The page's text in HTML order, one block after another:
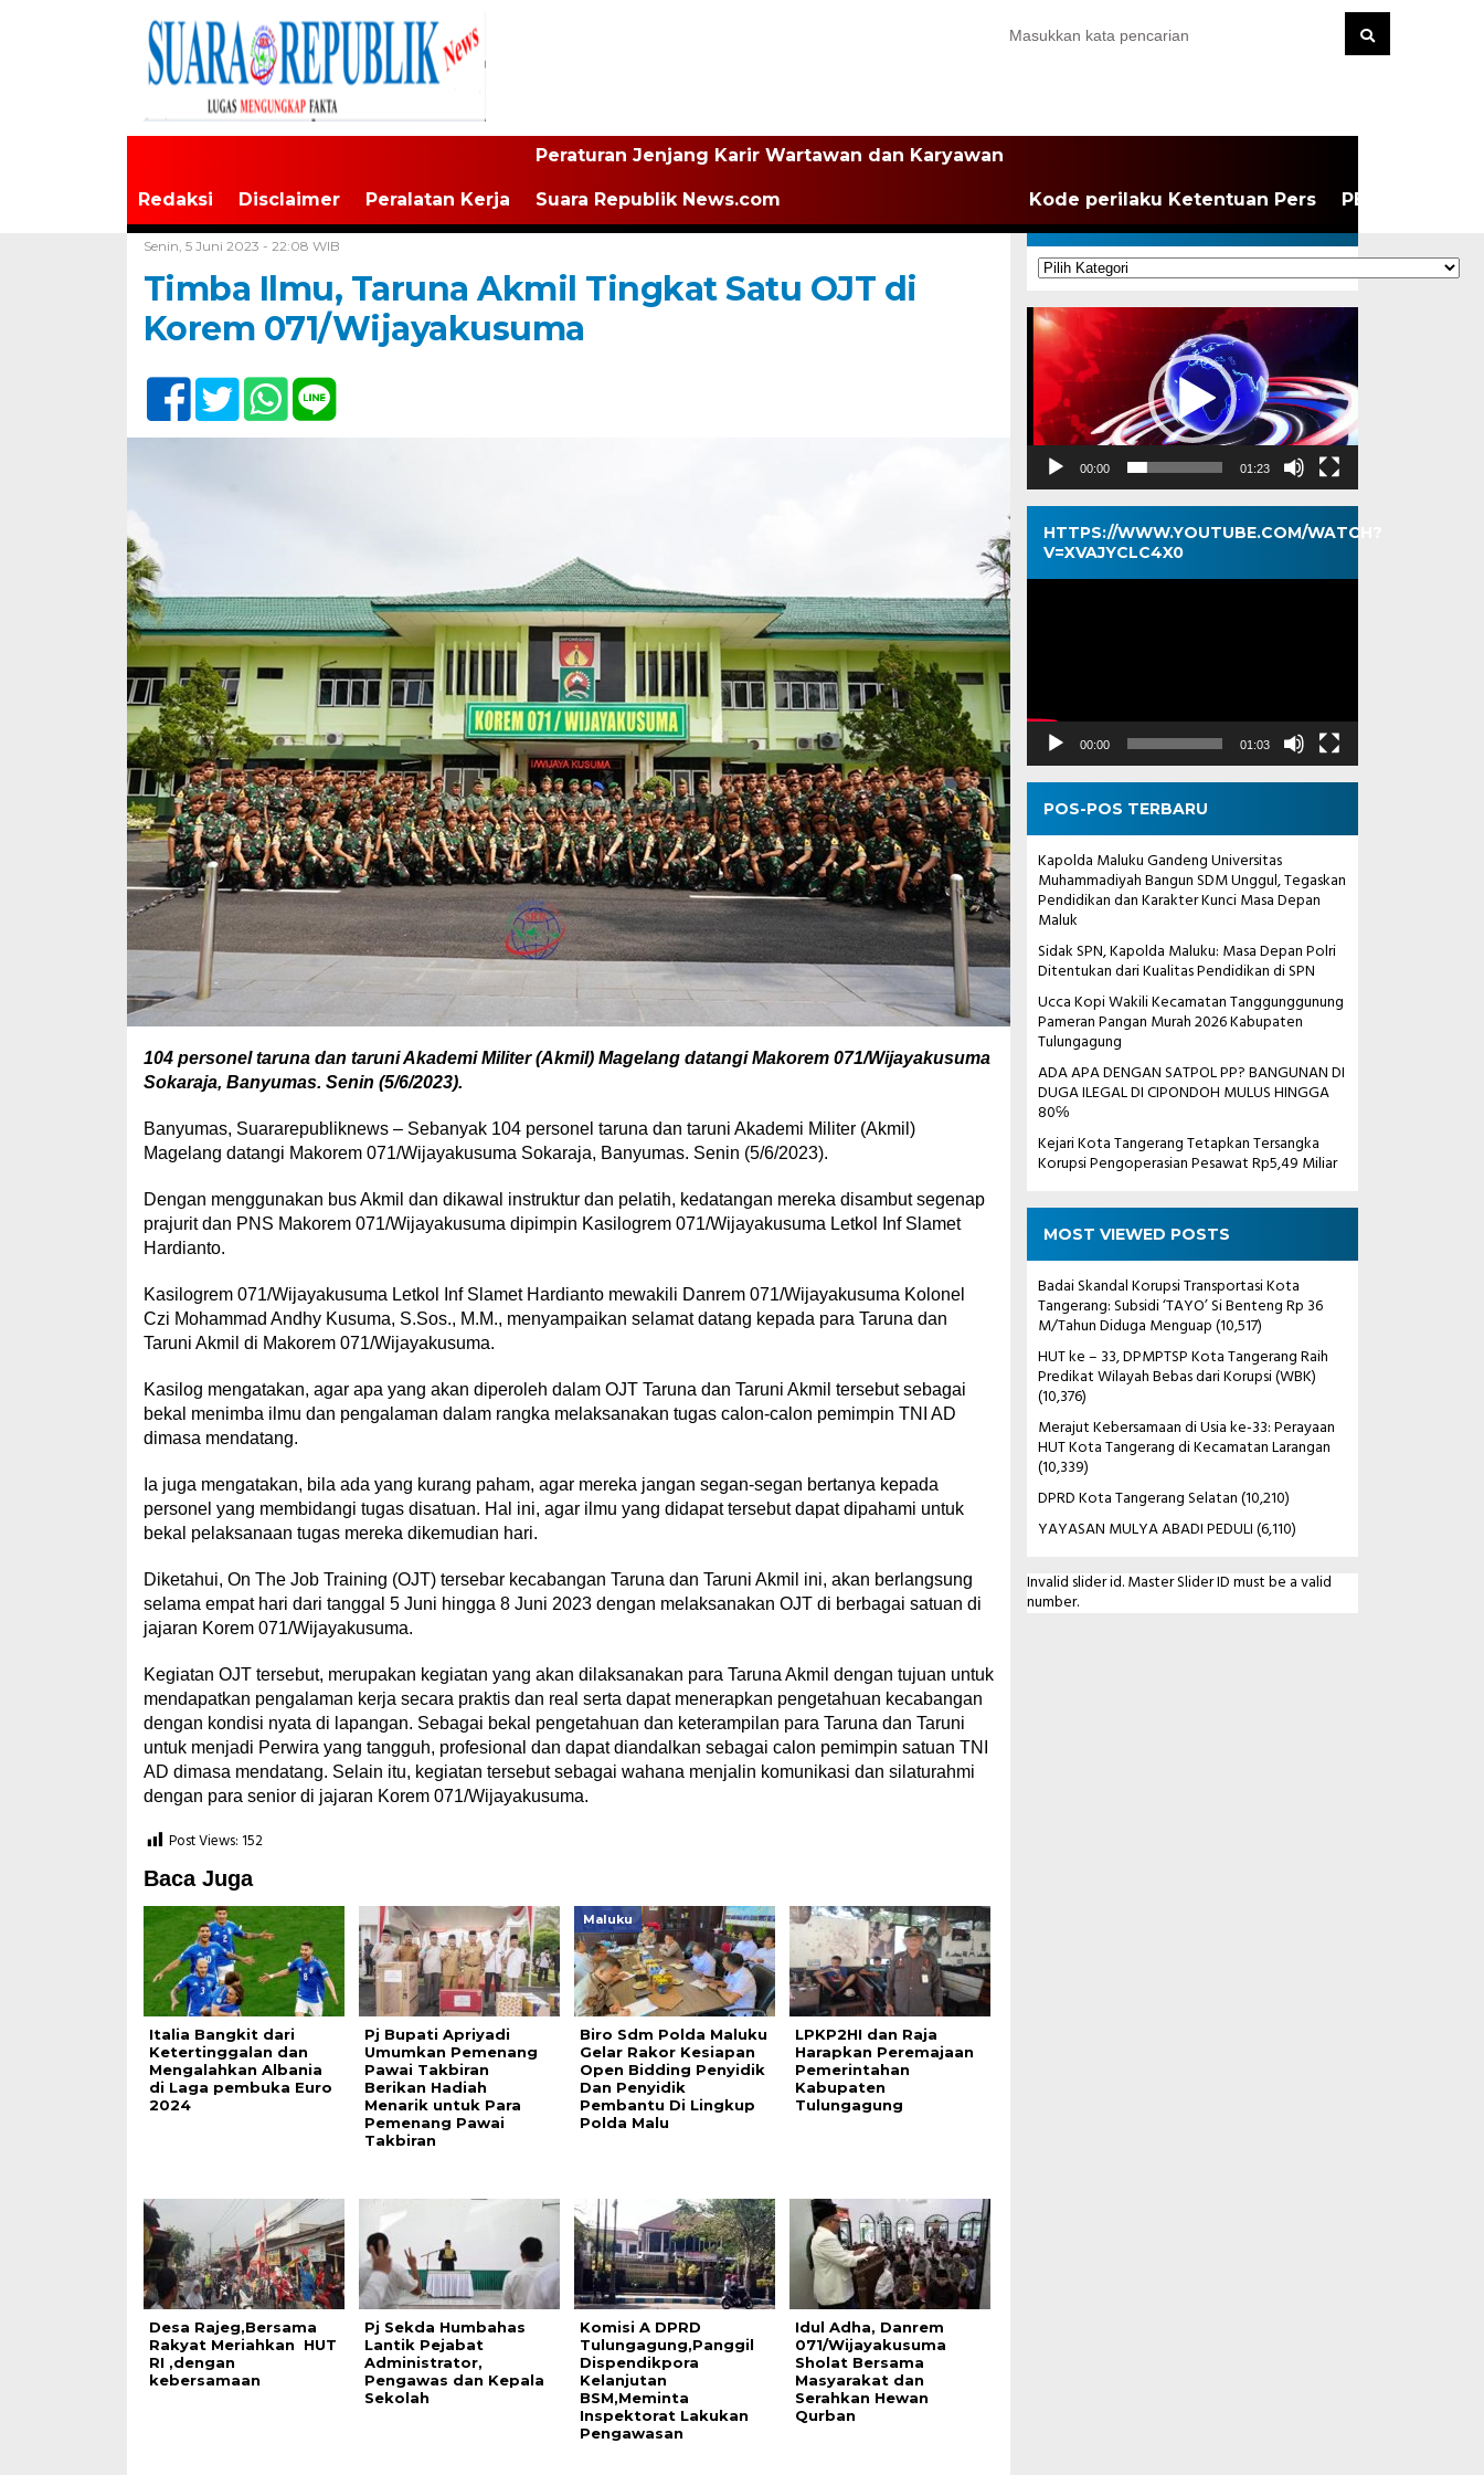
Redaksi Disclaimer Peralatan Kerja
Peraturan Jenjang Karir Wartawan dan Karyawan
Suara Republik News.com Kode perilaku Ketentuan Pers PEDOMAN
Senin, 5 Juni 2023 - 22:08 WIB
Timba Ilmu, Taruna Akmil Tingkat Satu OJT di
Korem 071/Wijayakusuma
104 personel taruna dan taruni Akademi Militer (Akmil) Magelang datangi Makorem 071/Wijayakusuma
Sokaraja, Banyumas. Senin (5/6/2023).
Banyumas, Suararepubliknews – Sebanyak 104 personel taruna dan taruni Akademi Militer (Akmil)
Magelang datangi Makorem 071/Wijayakusuma Sokaraja, Banyumas. Senin (5/6/2023).
Dengan menggunakan bus Akmil dan dikawal instruktur dan pelatih, kedatangan mereka disambut segenap
prajurit dan PNS Makorem 071/Wijayakusuma dipimpin Kasilogrem 071/Wijayakusuma Letkol Inf Slamet
Hardianto.
Kasilogrem 071/Wijayakusuma Letkol Inf Slamet Hardianto mewakili Danrem 071/Wijayakusuma Kolonel
Czi Mohammad Andhy Kusuma, S.Sos., M.M., menyampaikan selamat datang kepada para Taruna dan
Taruni Akmil di Makorem 071/Wijayakusuma.
Kasilog mengatakan, agar apa yang akan diperoleh dalam OJT Taruna dan Taruni Akmil tersebut sebagai
bekal menimba ilmu dan pengalaman dalam rangka melaksanakan tugas calon-calon pemimpin TNI AD
dimasa mendatang.
Ia juga mengatakan, bila ada yang kurang paham, agar mereka jangan segan-segan bertanya kepada
personel yang membidangi tugas disatuan. Hal ini, agar ilmu yang didapat tersebut dapat dipahami untuk
bekal pelaksanaan tugas mereka dikemudian hari.
Diketahui, On The Job Training (OJT) tersebar kecabangan Taruna dan Taruni Akmil ini, akan berlangsung
selama empat hari dari tanggal 5 Juni hingga 8 Juni 2023 dengan melaksanakan OJT di berbagai satuan di
jajaran Korem 071/Wijayakusuma.
Kegiatan OJT tersebut, merupakan kegiatan yang akan dilaksanakan para Taruna Akmil dengan tujuan untuk
mendapatkan pengalaman kerja secara praktis dan real serta dapat menerapkan pengetahuan kecabangan
dengan kondisi nyata di lapangan. Sebagai bekal pengetahuan dan keterampilan para Taruna dan Taruni
untuk menjadi Perwira yang tangguh, profesional dan dapat diandalkan sebagai calon pemimpin satuan TNI
AD dimasa mendatang. Selain itu, kegiatan tersebut sebagai wahana menjalin komunikasi dan silaturahmi
dengan para senior di jajaran Korem 071/Wijayakusuma.
Post Views: 152
Baca Juga
Italia Bangkit dari
Ketertinggalan dan
Mengalahkan Albania
di Laga pembuka Euro
2024
Pj Bupati Apriyadi
Umumkan Pemenang
Pawai Takbiran
Berikan Hadiah
Menarik untuk Para
Pemenang Pawai
Takbiran
Maluku
Biro Sdm Polda Maluku
Gelar Rakor Kesiapan
Open Bidding Penyidik
Dan Penyidik
Pembantu Di Lingkup
Polda Malu
LPKP2HI dan Raja
Harapkan Peremajaan
Pemerintahan
Kabupaten
Tulungagung
Desa Rajeg,Bersama
Rakyat Meriahkan HUT
RI ,dengan
kebersamaan
Pj Sekda Humbahas
Lantik Pejabat
Administrator,
Pengawas dan Kepala
Sekolah
Komisi A DPRD
Tulungagung,Panggil
Dispendikpora
Kelanjutan
BSM,Meminta
Inspektorat Lakukan
Pengawasan
Idul Adha, Danrem
071/Wijayakusuma
Sholat Bersama
Masyarakat dan
Serahkan Hewan
Qurban
KATEGORI
Kategori
Pemutar
Video
00:00 01:23
HTTPS://WWW.YOUTUBE.COM/WATCH?
V=XVAJYCLC4X0
Pemutar
00:00 01:03
POS-POS TERBARU
Kapolda Maluku Gandeng Universitas
Muhammadiyah Bangun SDM Unggul, Tegaskan
Pendidikan dan Karakter Kunci Masa Depan
Maluk
Sidak SPN, Kapolda Maluku: Masa Depan Polri
Ditentukan dari Kualitas Pendidikan di SPN
Ucca Kopi Wakili Kecamatan Tanggunggunung
Pameran Pangan Murah 2026 Kabupaten
Tulungagung
ADA APA DENGAN SATPOL PP? BANGUNAN DI
DUGA ILEGAL DI CIPONDOH MULUS HINGGA
80℅
Kejari Kota Tangerang Tetapkan Tersangka
Korupsi Pengoperasian Pesawat Rp5,49 Miliar
MOST VIEWED POSTS
Badai Skandal Korupsi Transportasi Kota
Tangerang: Subsidi ‘TAYO’ Si Benteng Rp 36
M/Tahun Diduga Menguap(10,517)
HUT ke – 33, DPMPTSP Kota Tangerang Raih
Predikat Wilayah Bebas dari Korupsi (WBK)
(10,376)
Merajut Kebersamaan di Usia ke-33: Perayaan
HUT Kota Tangerang di Kecamatan Larangan
(10,339)
DPRD Kota Tangerang Selatan(10,210)
YAYASAN MULYA ABADI PEDULI(6,110)
Invalid slider id. Master Slider ID must be a valid
number.